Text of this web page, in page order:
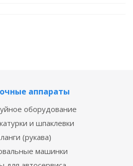
аппараты
оборудование
и шпаклевки
(рукава)
машинки